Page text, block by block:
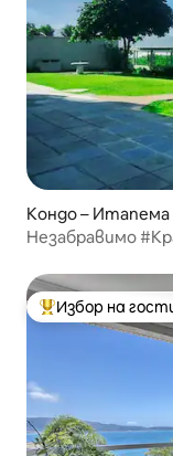
Кондо – Итапема
Незабравимо
Най-популярен
Избор на